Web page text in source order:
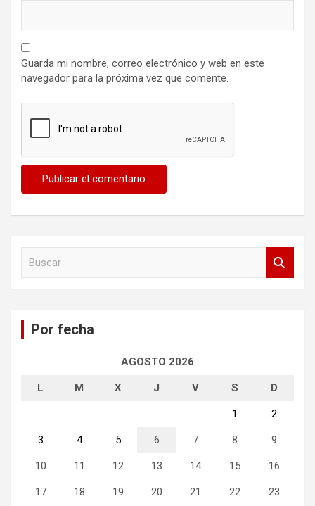
Guarda mi nombre, correo electrónico y web en este
navegador para la próxima vez que comente.
Por fecha
AGOSTO 2026
L M X J V S D
1 2
3 4 5 6 7 8 9
10 11 12 13 14 15 16
17 18 19 20 21 22 23